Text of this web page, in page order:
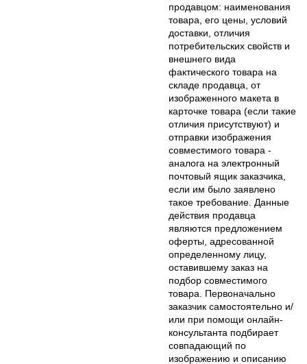
продавцом: наименования
товара, его цены, условий
доставки, отличия
потребительских свойств и
внешнего вида
фактического товара на
складе продавца, от
изображенного макета в
карточке товара (если такие
отличия присутствуют) и
отправки изображения
совместимого товара -
аналога на электронный
почтовый ящик заказчика,
если им было заявлено
такое требование. Данные
действия продавца
являются предложением
оферты, адресованной
определенному лицу,
оставившему заказ на
подбор совместимого
товара. Первоначально
заказчик самостоятельно и/
или при помощи онлайн-
консультанта подбирает
совпадающий по
изображению и описанию